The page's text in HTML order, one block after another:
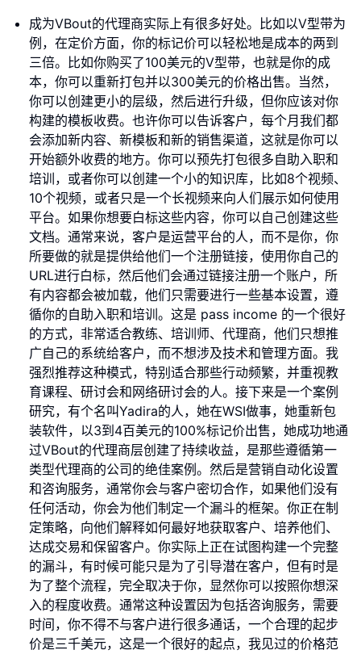
成为VBout的代理商实际上有很多好处。比如以V型带为
例，在定价方面，你的标记价可以轻松地是成本的两到
三倍。比如你购买了100美元的V型带，也就是你的成
本，你可以重新打包并以300美元的价格出售。当然，
你可以创建更小的层级，然后进行升级，但你应该对你
构建的模板收费。也许你可以告诉客户，每个月我们都
会添加新内容、新模板和新的销售渠道，这就是你可以
开始额外收费的地方。你可以预先打包很多自助入职和
培训，或者你可以创建一个小的知识库，比如8个视频、
10个视频，或者只是一个长视频来向人们展示如何使用
平台。如果你想要白标这些内容，你可以自己创建这些
文档。通常来说，客户是运营平台的人，而不是你，你
所要做的就是提供给他们一个注册链接，使用你自己的
URL进行白标，然后他们会通过链接注册一个账户，所
有内容都会被加载，他们只需要进行一些基本设置，遵
循你的自助入职和培训。这是 pass income 的一个很好
的方式，非常适合教练、培训师、代理商，他们只想推
广自己的系统给客户，而不想涉及技术和管理方面。我
强烈推荐这种模式，特别适合那些行动频繁，并重视教
育课程、研讨会和网络研讨会的人。接下来是一个案例
研究，有个名叫Yadira的人，她在WSI做事，她重新包
装软件，以3到4百美元的100%标记价出售，她成功地通
过VBout的代理商层创建了持续收益，是那些遵循第一
类型代理商的公司的绝佳案例。然后是营销自动化设置
和咨询服务，通常你会与客户密切合作，如果他们没有
任何活动，你会为他们制定一个漏斗的框架。你正在制
定策略，向他们解释如何最好地获取客户、培养他们、
达成交易和保留客户。你实际上正在试图构建一个完整
的漏斗，有时候可能只是为了引导潜在客户，但有时是
为了整个流程，完全取决于你，显然你可以按照你想深
入的程度收费。通常这种设置因为包括咨询服务，需要
时间，你不得不与客户进行很多通话，一个合理的起步
价是三千美元，这是一个很好的起点，我见过的价格范